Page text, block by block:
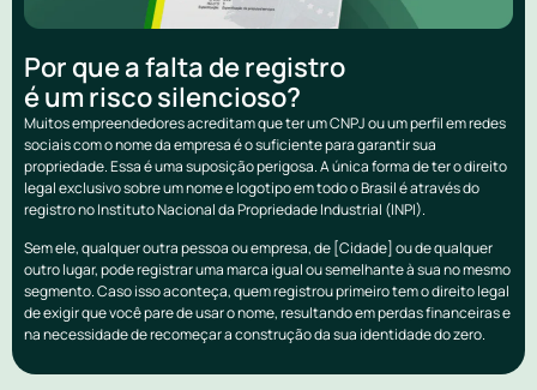
Por que a falta de registro
é um risco silencioso?
Muitos empreendedores acreditam que ter um CNPJ ou um perfil em redes
sociais com o nome da empresa é o suficiente para garantir sua
propriedade. Essa é uma suposição perigosa. A única forma de ter o direito
legal exclusivo sobre um nome e logotipo em todo o Brasil é através do
registro no Instituto Nacional da Propriedade Industrial (INPI).
Sem ele, qualquer outra pessoa ou empresa, de [Cidade] ou de qualquer
outro lugar, pode registrar uma marca igual ou semelhante à sua no mesmo
segmento. Caso isso aconteça, quem registrou primeiro tem o direito legal
de exigir que você pare de usar o nome, resultando em perdas financeiras e
na necessidade de recomeçar a construção da sua identidade do zero.